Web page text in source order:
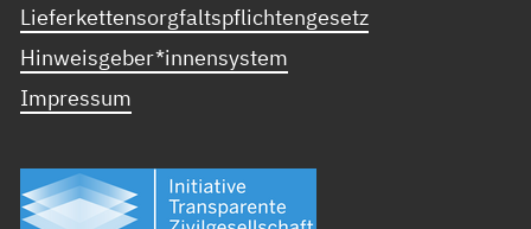
Lieferkettensorgfaltspflichtengesetz
Hinweisgeber*innensystem
Impressum